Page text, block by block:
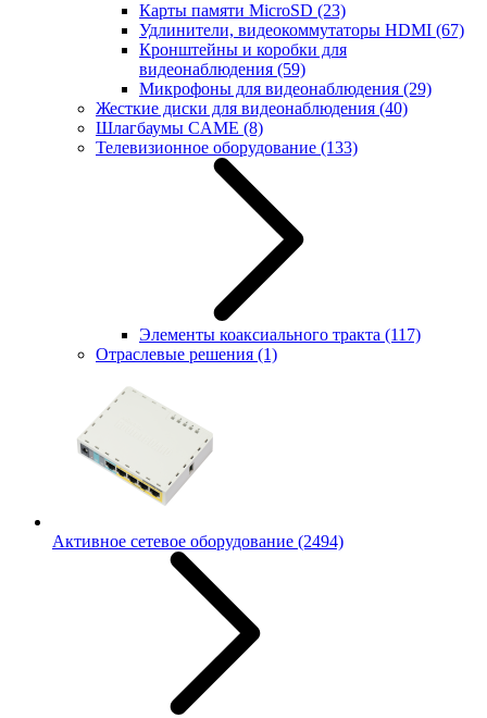
Карты памяти MicroSD (23)
Удлинители, видеокоммутаторы HDMI (67)
Кронштейны и коробки для
видеонаблюдения (59)
Микрофоны для видеонаблюдения (29)
Жесткие диски для видеонаблюдения (40)
Шлагбаумы CAME (8)
Телевизионное оборудование (133)
Элементы коаксиального тракта (117)
Отраслевые решения (1)
Активное сетевое оборудование (2494)